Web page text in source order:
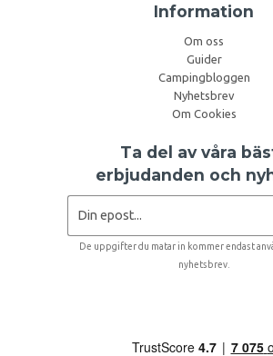
Information
Om oss
Guider
Campingbloggen
Nyhetsbrev
Om Cookies
Ta del av våra
erbjudanden och
De uppgifter du matar in kommer endast
nyhetsbrev.